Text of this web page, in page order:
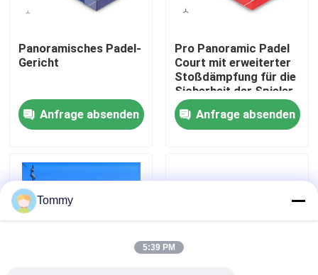
Werksbesichtigung
Kontakt
Nachrichten
Fälle
Panoramisches Padel-
Gericht
Anfrage absenden
Pro Panoramic Padel
Court mit erweiterter
Stoßdämpfung für die
Sicherheit der Spieler
Anfrage absenden
Tommy
5:39 PM